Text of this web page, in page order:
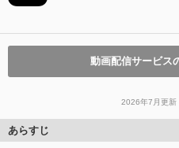
動画配信サービス
2026年7月更新
あらすじ